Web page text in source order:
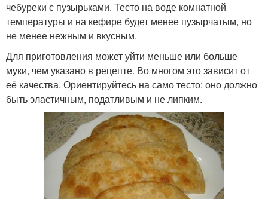
чебуреки с пузырьками. Тесто на воде комнатной
температуры и на кефире будет менее пузырчатым, но
не менее нежным и вкусным.
Для приготовления может уйти меньше или больше
муки, чем указано в рецепте. Во многом это зависит от
её качества. Ориентируйтесь на само тесто: оно должно
быть эластичным, податливым и не липким.